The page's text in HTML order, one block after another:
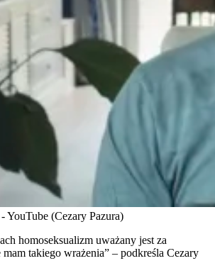
YouTube (Cezary Pazura)
homoseksualizm uważany jest za
mam takiego wrażenia” – podkreśla Cezary